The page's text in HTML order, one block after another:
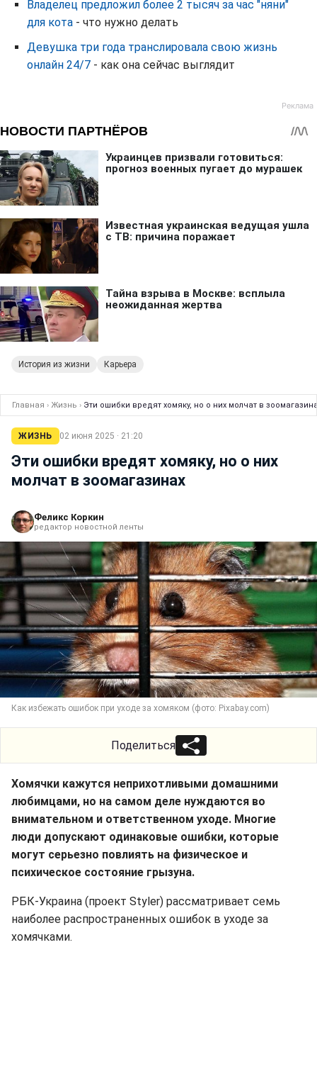
Владелец предложил более 2 тысяч за час "няни"
для кота - что нужно делать
Девушка три года транслировала свою жизнь
онлайн 24/7 - как она сейчас выглядит
История из жизни Карьера
Главная › Жизнь › Эти ошибки вредят хомяку, но о них молчат в
ЖИЗНЬ 02 июня 2025 · 21:20
Эти ошибки вредят хомяку, но о них
молчат в зоомагазинах
Феликс Коркин
редактор новостной ленты
Как избежать ошибок при уходе за хомяком (фото: Pixabay.com)
Поделиться
Хомячки кажутся неприхотливыми домашними
любимцами, но на самом деле нуждаются во
внимательном и ответственном уходе. Многие
люди допускают одинаковые ошибки, которые
могут серьезно повлиять на физическое и
психическое состояние грызуна.
РБК-Украина (проект Styler) рассматривает семь
наиболее распространенных ошибок в уходе за
хомячками.